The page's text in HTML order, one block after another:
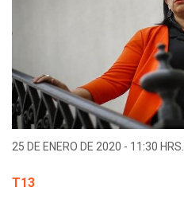
25 DE ENERO DE 2020 - 11:30 HRS.
T13